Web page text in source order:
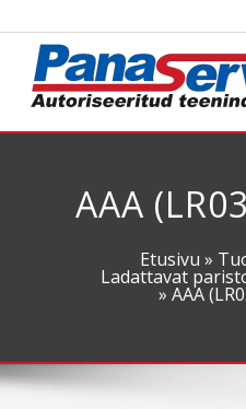
AAA
Etusivu »
Ladattavat
» AAA